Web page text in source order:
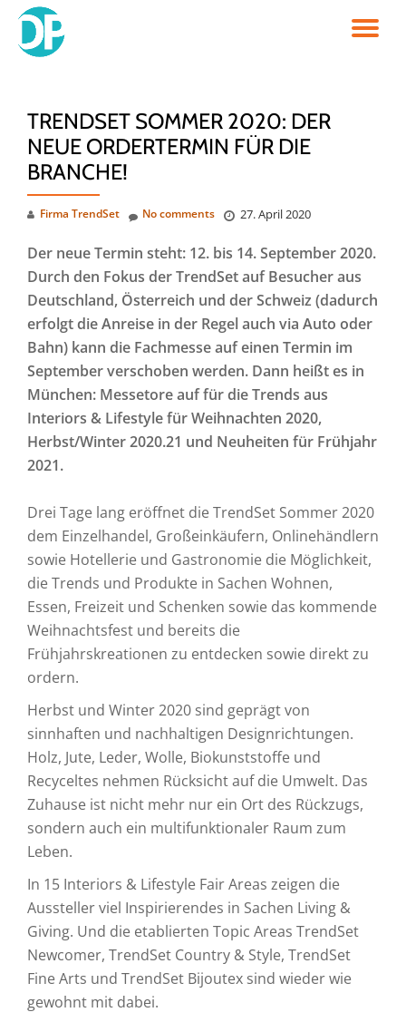
Skip
TRENDSET SOMMER 2020: DER
NEUE ORDERTERMIN FÜR DIE
BRANCHE!
Firma TrendSet 27. April 2020
No comments
Der neue Termin steht: 12. bis 14. September 2020.
Durch den Fokus der TrendSet auf Besucher aus
Deutschland, Österreich und der Schweiz (dadurch
erfolgt die Anreise in der Regel auch via Auto oder
Bahn) kann die Fachmesse auf einen Termin im
September verschoben werden. Dann heißt es in
München: Messetore auf für die Trends aus
Interiors & Lifestyle für Weihnachten 2020,
Herbst/Winter 2020.21 und Neuheiten für Frühjahr
2021.
Drei Tage lang eröffnet die TrendSet Sommer 2020
dem Einzelhandel, Großeinkäufern, Onlinehändlern
sowie Hotellerie und Gastronomie die Möglichkeit,
die Trends und Produkte in Sachen Wohnen,
Essen, Freizeit und Schenken sowie das kommende
Weihnachtsfest und bereits die
Frühjahrskreationen zu entdecken sowie direkt zu
ordern.
Herbst und Winter 2020 sind geprägt von
sinnhaften und nachhaltigen Designrichtungen.
Holz, Jute, Leder, Wolle, Biokunststoffe und
Recyceltes nehmen Rücksicht auf die Umwelt. Das
Zuhause ist nicht mehr nur ein Ort des Rückzugs,
sondern auch ein multifunktionaler Raum zum
Leben.
In 15 Interiors & Lifestyle Fair Areas zeigen die
Aussteller viel Inspirierendes in Sachen Living &
Giving. Und die etablierten Topic Areas TrendSet
Newcomer, TrendSet Country & Style, TrendSet
Fine Arts und TrendSet Bijoutex sind wieder wie
gewohnt mit dabei.